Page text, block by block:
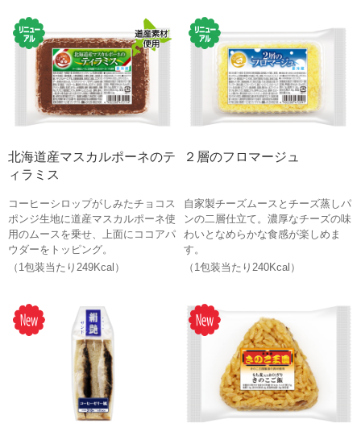
北海道産マスカルポーネのテ
ィラミス
コーヒーシロップがしみたチョコス
ポンジ生地に道産マスカルポーネ使
用のムースを乗せ、上面にココアパ
ウダーをトッピング。
（1包装当たり249Kcal）
２層のフロマージュ
自家製チーズムースとチーズ蒸しパ
ンの二層仕立て。濃厚なチーズの味
わいとなめらかな食感が楽しめま
す。
（1包装当たり240Kcal）